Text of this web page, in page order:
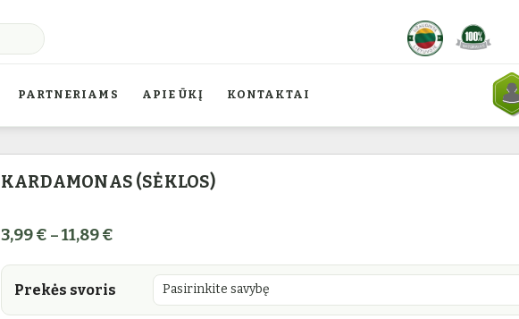
PARTNERIAMS APIE ŪKĮ KONTAKTAI
KARDAMONAS (SĖKLOS)
3,99€ – 11,89€
Prekės svoris